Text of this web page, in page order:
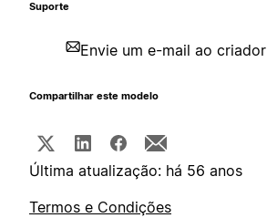
Suporte
Envie um e-mail ao criador
Compartilhar este modelo
Última atualização: há 56 anos
Termos e Condições